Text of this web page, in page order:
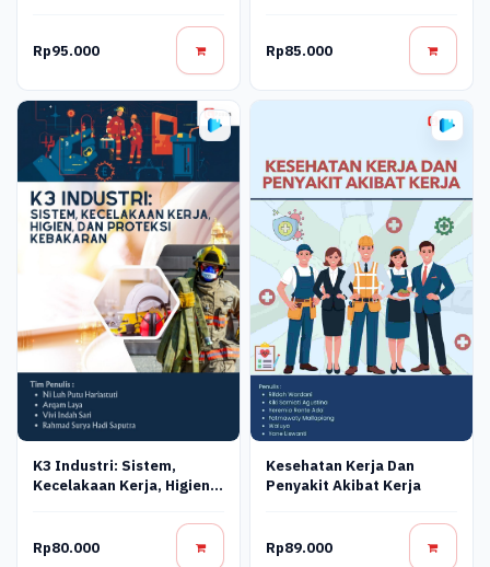
Rp95.000 Rp85.000
K3 Industri: Sistem,
Kecelakaan Kerja, Higiene,
Rp80.000
Kesehatan Kerja Dan
Penyakit Akibat Kerja
Rp89.000